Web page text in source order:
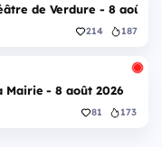
de Verdure - 8 août
214 187
Mairie - 8 août 2026
81 173